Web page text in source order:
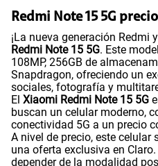
Paga solo
Ver
Sistema operativo
Procesador
Tamaño de Pantalla
Redmi Note 15 5G
¡La nueva generación Redmi
Redmi Note 15 5G. Este
108MP, 256GB de
Snapdragon, ofreciendo un
sociales, fotografía y
El Xiaomi Redmi Note 15 5G
buscan un celular moderno,
conectividad 5G a un precio
A nivel de precio, este celular
una oferta exclusiva en
depender de la modalidad